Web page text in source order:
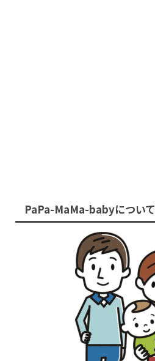
PaPa-MaMa-babyについて